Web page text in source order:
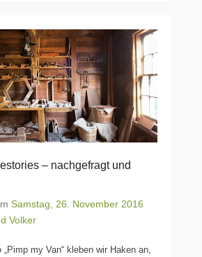
– nachgefragt und
Samstag, 26. November 2016
Volker
my Van“ kleben wir Haken an,